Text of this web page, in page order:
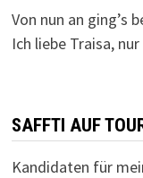
Von nun an ging’s
Ich liebe Traisa,
SAFFTI AUF
Kandidaten für